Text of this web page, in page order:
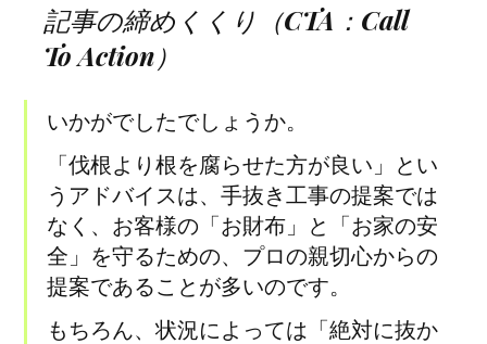
記事の締めくくり（CTA：Call
To Action）
いかがでしたでしょうか。
「伐根より根を腐らせた方が良い」とい
うアドバイスは、手抜き工事の提案では
なく、お客様の「お財布」と「お家の安
全」を守るための、プロの親切心からの
提案であることが多いのです。
もちろん、状況によっては「絶対に抜か